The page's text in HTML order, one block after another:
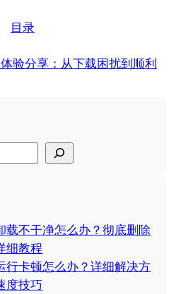
目录
验分享：从下载困扰到顺利
载不干净怎么办？彻底删除
细教程
行卡顿怎么办？详细解决方
度技巧